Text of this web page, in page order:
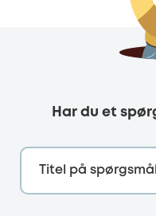
Har du et
Titel på spørgsmål